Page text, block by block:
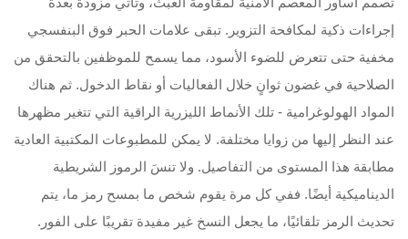
إجراءات ذكية لمكافحة التزوير. تبقى علامات الحبر فوق البنفسجي
مخفية حتى تتعرض للضوء الأسود، مما يسمح للموظفين بالتحقق من
الصلاحية في غضون ثوانٍ خلال الفعاليات أو نقاط الدخول. ثم هناك
المواد الهولوغرامية - تلك الأنماط الليزرية الراقية التي تتغير مظهرها
عند النظر إليها من زوايا مختلفة. لا يمكن للمطبوعات المكتبية العادية
مطابقة هذا المستوى من التفاصيل. ولا تنسَ الرموز الشريطية
الديناميكية أيضًا. ففي كل مرة يقوم شخص ما بمسح رمز ما، يتم
تحديث الرمز تلقائيًا، ما يجعل النسخ غير مفيدة تقريبًا على الفور.